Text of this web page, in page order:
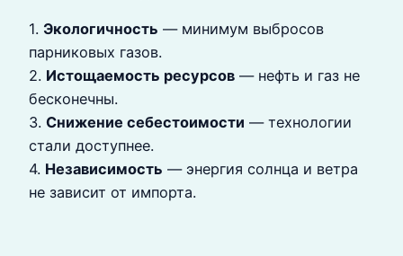
1. Экологичность — минимум выбросов
парниковых газов.
2. Истощаемость ресурсов — нефть и газ не
бесконечны.
3. Снижение себестоимости — технологии
стали доступнее.
4. Независимость — энергия солнца и ветра
не зависит от импорта.